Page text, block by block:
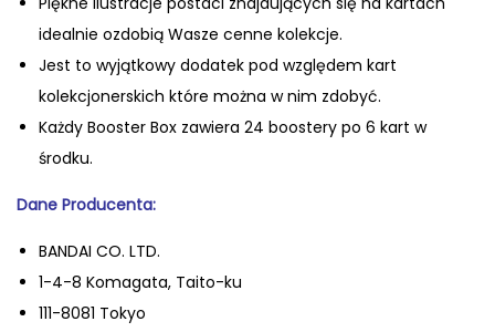
idealnie ozdobią Wasze cenne kolekcje.
Jest to wyjątkowy dodatek pod względem kart
kolekcjonerskich które można w nim zdobyć.
Każdy Booster Box zawiera 24 boostery po 6 kart w
środku.
Dane Producenta:
BANDAI CO. LTD.
1-4-8 Komagata, Taito-ku
111-8081 Tokyo